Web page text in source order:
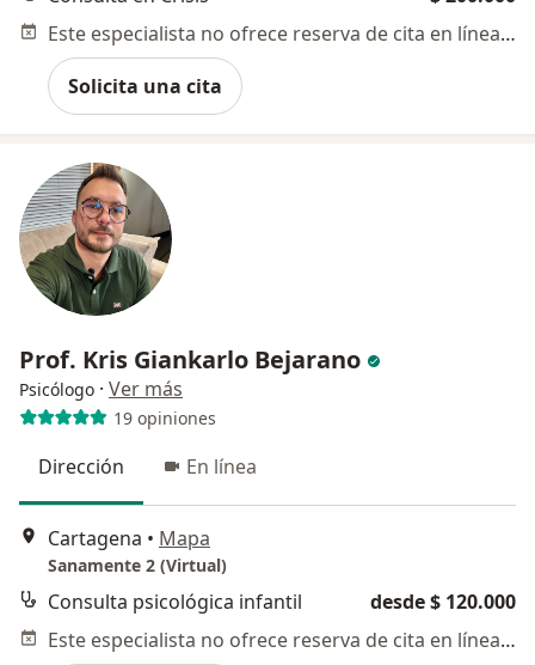
Este especialista no ofrece reserva de cita en línea en esta dirección.
Solicita una cita
Prof. Kris Giankarlo Bejarano
Psicólogo · Ver más
19 opiniones
Dirección En línea
Cartagena • Mapa
Sanamente 2 (Virtual)
Consulta psicológica infantil
desde $ 120.000
Este especialista no ofrece reserva de cita en línea en esta dirección.